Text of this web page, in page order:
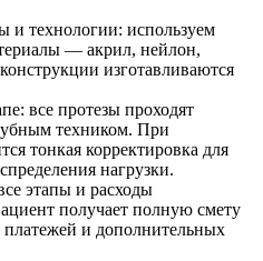
и технологии: используем
— акрил, нейлон,
изготавливаются
все протезы проходят
техником. При
тонкая корректировка для
нагрузки.
этапы и расходы
получает полную смету
и дополнительных